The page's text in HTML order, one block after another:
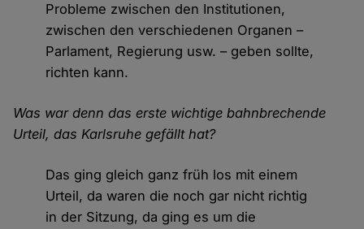
Probleme zwischen den Institutionen,
zwischen den verschiedenen Organen –
Parlament, Regierung usw. – geben sollte,
richten kann.
Was war denn das erste wichtige bahnbrechende
Urteil, das Karlsruhe gefällt hat?
Das ging gleich ganz früh los mit einem
Urteil, da waren die noch gar nicht richtig
in der Sitzung, da ging es um die